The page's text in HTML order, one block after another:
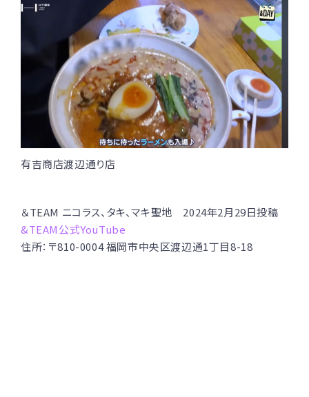
有吉商店渡辺通り店
＆TEAM ニコラス、タキ、マキ聖地 2024年2月29日投稿
&TEAM公式YouTube
住所： 〒810-0004 福岡市中央区渡辺通1丁目8-18